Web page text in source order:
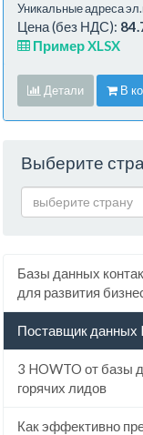
Уникальные адреса
Цена (без НДС):
Пример XLSX
Детали В
Выберите
выберите страну
Базы данных
для развития
Поставщик данных
3 HOWTO от базы
горячих лидов
Как эффективно